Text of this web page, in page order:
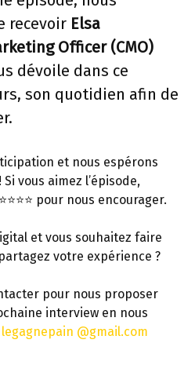
recevoir Elsa
Officer (CMO)
dévoile dans ce
son quotidien afin de
et nous espérons
vous aimez l’épisode,
pour nous encourager.
et vous souhaitez faire
votre expérience ?
pour nous proposer
interview en nous
legagnepain @gmail.com